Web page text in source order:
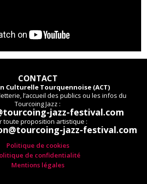
CONTACT
Culturelle Tourquennoise (ACT)
l’accueil des publics ou les infos du
Tourcoing Jazz :
jazz-festival.com
toute proposition artistique :
jazz-festival.com
Politique de cookies
de confidentialité
Mentions légales